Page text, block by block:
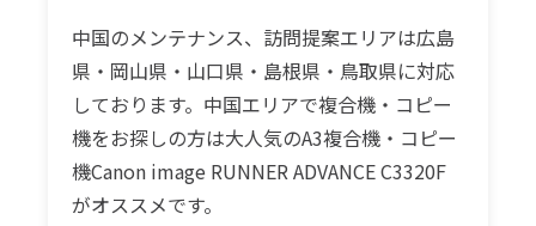
中国のメンテナンス、訪問提案エリアは広島
県・岡山県・山口県・島根県・鳥取県に対応
しております。中国エリアで複合機・コピー
機をお探しの方は大人気のA3複合機・コピー
機Canon image RUNNER ADVANCE C3320F
がオススメです。